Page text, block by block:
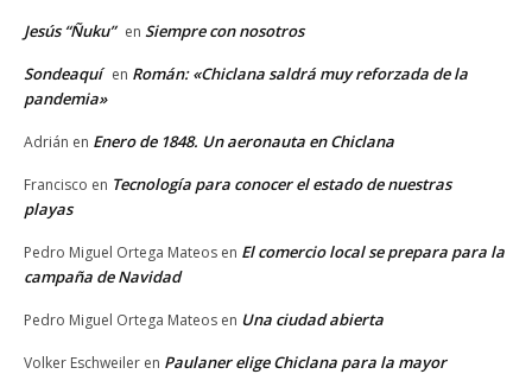
Jesús “Ñuku” en Siempre con nosotros
Sondeaquí en Román: «Chiclana saldrá muy reforzada de la
pandemia»
Adrián en Enero de 1848. Un aeronauta en Chiclana
Francisco en Tecnología para conocer el estado de nuestras
playas
Pedro Miguel Ortega Mateos en El comercio local se prepara para la
campaña de Navidad
Pedro Miguel Ortega Mateos en Una ciudad abierta
Volker Eschweiler en Paulaner elige Chiclana para la mayor